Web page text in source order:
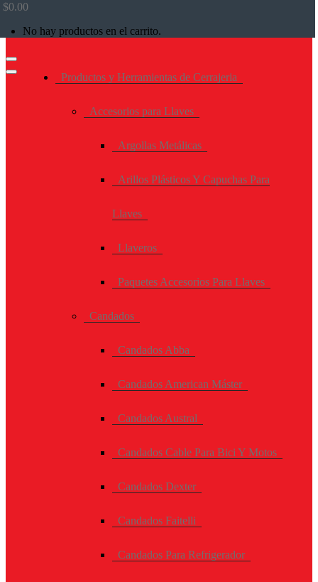
$0.00
No hay productos en el carrito.
Productos y Herramientas de Cerrajeria
Accesorios para Llaves
Argollas Metálicas
Arillos Plásticos Y Capuchas Para
Llaves
Llaveros
Paquetes Accesorios Para Llaves
Candados
Candados Abba
Candados American Máster
Candados Austral
Candados Cable Para Bici Y Motos
Candados Dexter
Candados Faitelli
Candados Para Refrigerador